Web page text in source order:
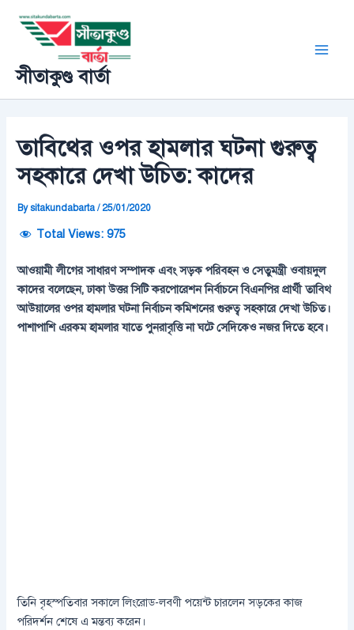
content
সীতাকুণ্ড বার্তা
তাবিথের ওপর হামলার ঘটনা গুরুত্ব
সহকারে দেখা উচিত: কাদের
Bysitakundabarta/ 25/01/2020
Total Views: 975
আওয়ামী লীগের সাধারণ সম্পাদক এবং সড়ক পরিবহন ও সেতুমন্ত্রী ওবায়দুল
কাদের বলেছেন, ঢাকা উত্তর সিটি করপোরেশন নির্বাচনে বিএনপির প্রার্থী তাবিথ
আউয়ালের ওপর হামলার ঘটনা নির্বাচন কমিশনের গুরুত্ব সহকারে দেখা উচিত।
পাশাপাশি এরকম হামলার যাতে পুনরাবৃত্তি না ঘটে সেদিকেও নজর দিতে হবে।
তিনি বৃহস্পতিবার সকালে লিংরোড-লবণী পয়েন্ট চারলেন সড়কের কাজ
পরিদর্শন শেষে এ মন্তব্য করেন।
navigation